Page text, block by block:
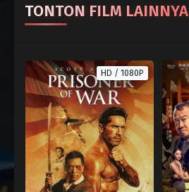
TONTON FILM LAINNYA
HD / 1080P